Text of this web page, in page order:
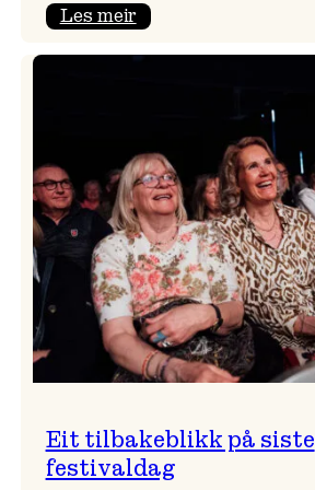
Les meir:
Eit tilbakeblikk på siste
festivaldag